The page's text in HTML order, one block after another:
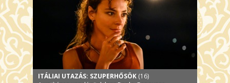
ITÁLIAI UTAZÁS: SZUPERHŐSÖK (16)